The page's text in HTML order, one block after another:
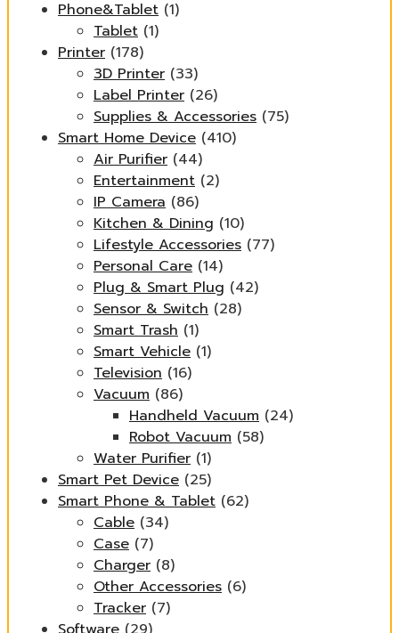
Phone&Tablet (1)
Tablet (1)
Printer (178)
3D Printer (33)
Label Printer (26)
Supplies & Accessories (75)
Smart Home Device (410)
Air Purifier (44)
Entertainment (2)
IP Camera (86)
Kitchen & Dining (10)
Lifestyle Accessories (77)
Personal Care (14)
Plug & Smart Plug (42)
Sensor & Switch (28)
Smart Trash (1)
Smart Vehicle (1)
Television (16)
Vacuum (86)
Handheld Vacuum (24)
Robot Vacuum (58)
Water Purifier (1)
Smart Pet Device (25)
Smart Phone & Tablet (62)
Cable (34)
Case (7)
Charger (8)
Other Accessories (6)
Tracker (7)